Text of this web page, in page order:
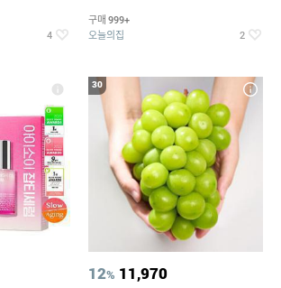
4
구매 999+
오늘의집 2
30
12% 11,970